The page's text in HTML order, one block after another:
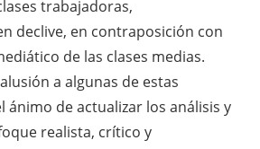
trabajadoras,
declive, en contraposición con
de las clases medias.
a algunas de estas
ánimo de actualizar los análisis y
realista, crítico y